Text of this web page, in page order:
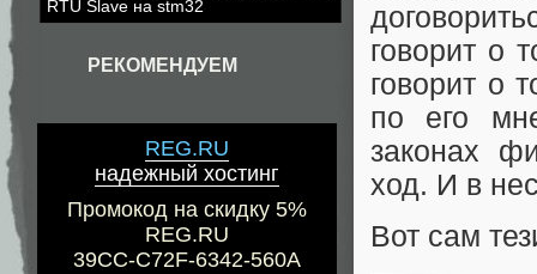
RTU Slave на stm32
РЕКОМЕНДУЕМ
REG.RU
надежный хостинг
Промокод на скидку 5%
REG.RU
39CC-C72F-6342-560A
говорит о
говорит о
по его
законах
ход. И в
Вот сам